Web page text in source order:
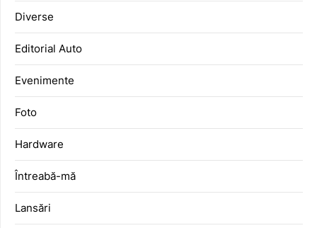
Diverse
Editorial Auto
Evenimente
Foto
Hardware
Întreabă-mă
Lansări